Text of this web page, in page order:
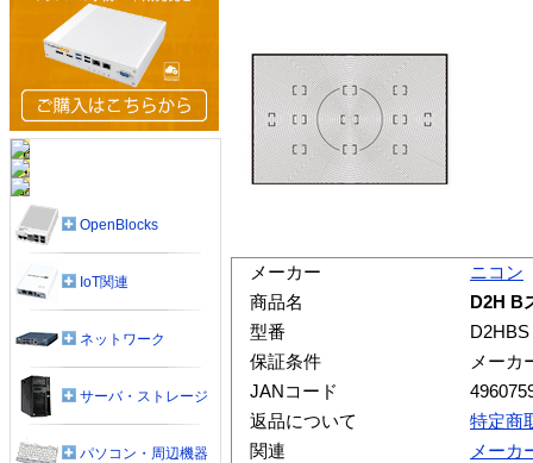
メーカー
ニコン
商品名
D2H B
型番
D2HBS
保証条件
メーカ
JANコード
返品について
特定商
関連
メーカ
OpenBlocks
IoT関連
ネットワーク
サーバ・ストレージ
パソコン・周辺機器